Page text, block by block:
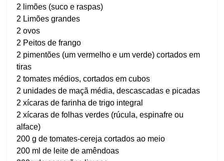
2 limões (suco e raspas)
2 Limões grandes
2 ovos
2 Peitos de frango
2 pimentões (um vermelho e um verde) cortados em
tiras
2 tomates médios, cortados em cubos
2 unidades de maçã média, descascadas e picadas
2 xícaras de farinha de trigo integral
2 xícaras de folhas verdes (rúcula, espinafre ou
alface)
200 g de tomates-cereja cortados ao meio
200 ml de leite de amêndoas